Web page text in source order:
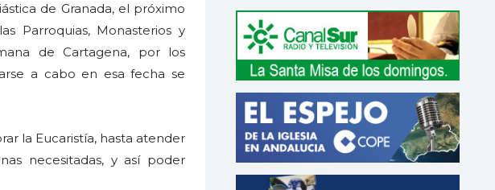
de Granada, el próximo
Parroquias, Monasterios y
de Cartagena, por los
a cabo en esa fecha se
la Eucaristía, hasta atender
necesitadas, y así poder